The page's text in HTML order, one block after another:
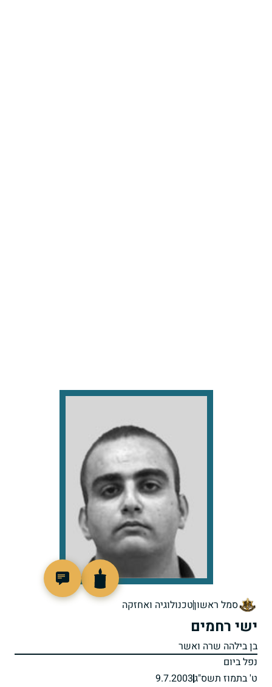
סמל ראשוןטכנולוגיה ואחזקה
ישי רחמים
בן בילהה שרה ואשר
נפל ביום
ט' בתמוז תשס"ג9.7.2003